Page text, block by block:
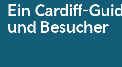
Ein Cardiff-
und Besucher